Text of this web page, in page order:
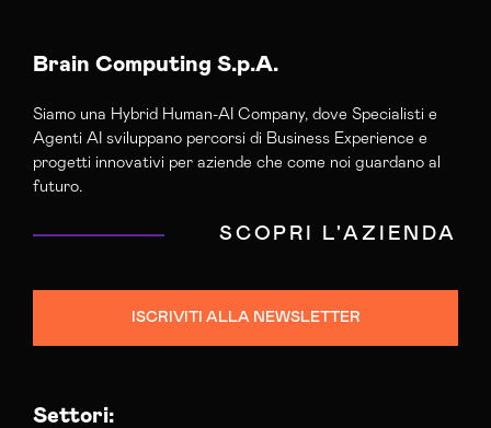
Caltanissetta
Agenzia Google Partner Caltanissetta
Agenzia Posizionamento Seo Caltanissetta
Agenzia Social Media Marketing Caltanissetta
Campagne Adv Social Caltanissetta
Consulenza Social Media Caltanissetta
Brain Computing S.p.A.
Siamo una Hybrid Human-AI Company, dove Specialisti e
Agenti AI sviluppano percorsi di Business Experience e
progetti innovativi per aziende che come noi guardano al
futuro.
SCOPRI L'AZIENDA
ISCRIVITI ALLA NEWSLETTER
Settori: